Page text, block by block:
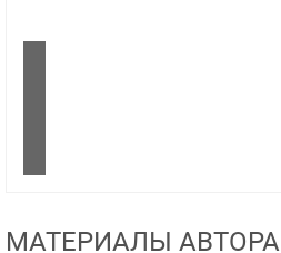
МАТЕРИАЛЫ АВТОРА